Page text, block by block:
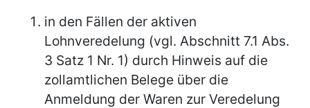
in den Fällen der aktiven
Lohnveredelung (vgl. Abschnitt 7.1 Abs.
3 Satz 1 Nr. 1) durch Hinweis auf die
zollamtlichen Belege über die
Anmeldung der Waren zur Veredelung